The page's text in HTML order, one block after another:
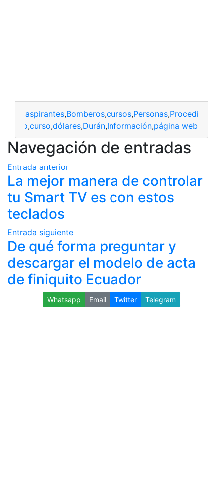
aspirantes,Bomberos,cursos,Personas,
código,curso,dólares,Durán,Información,página web
Navegación de entradas
Entrada anterior
La mejor manera de controlar
tu Smart TV es con estos
teclados
Entrada siguiente
De qué forma preguntar y
descargar el modelo de acta
de finiquito Ecuador
Whatsapp Email Twitter Telegram